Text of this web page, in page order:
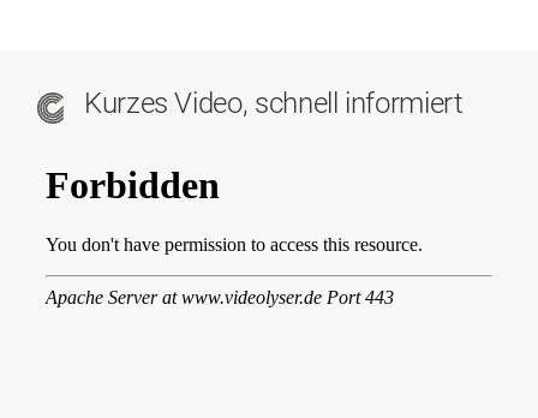
Kurzes Video, schnell informiert